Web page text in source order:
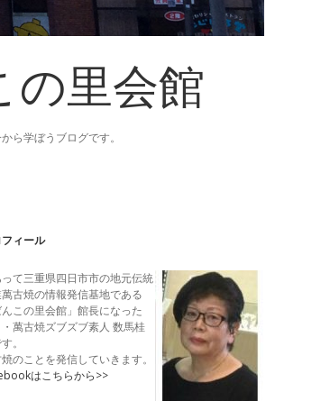
の里会館
ら学ぼうブログです。
ィール
て三重県四日市市の地元伝統
古焼の情報発信基地である
んこの里会館」館長になった
萬古焼ズブズブ素人 数馬桂
。
のことを発信していきます。
はこちらから>>